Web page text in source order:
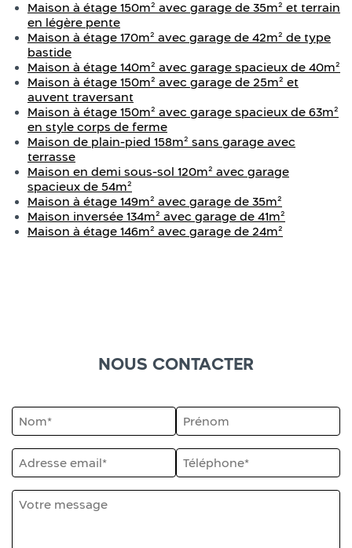
Maison à étage 150m² avec garage de 35m² et terrain
en légère pente
Maison à étage 170m² avec garage de 42m² de type
bastide
Maison à étage 140m² avec garage spacieux de 40m²
Maison à étage 150m² avec garage de 25m² et
auvent traversant
Maison à étage 150m² avec garage spacieux de 63m²
en style corps de ferme
Maison de plain-pied 158m² sans garage avec
terrasse
Maison en demi sous-sol 120m² avec garage
spacieux de 54m²
Maison à étage 149m² avec garage de 35m²
Maison inversée 134m² avec garage de 41m²
Maison à étage 146m² avec garage de 24m²
NOUS CONTACTER